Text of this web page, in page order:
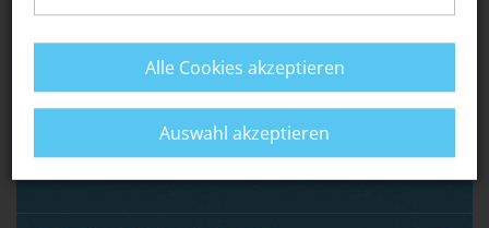
SPIELHALLEN, GLÜCKSSPIELE
TANZVERANSTALTUNGEN
Alle Cookies akzeptieren
Auswahl akzeptieren